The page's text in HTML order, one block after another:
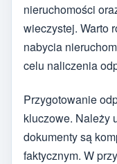
nieruchomości
wieczystej. Warto
nabycia
celu naliczenia
Przygotowanie
kluczowe. Należy
dokumenty są
faktycznym. W